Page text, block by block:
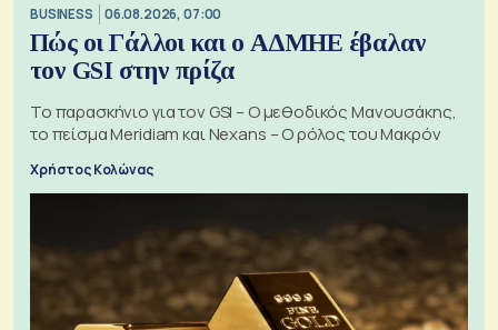
BUSINESS 06.08.2026, 07:00
Πώς οι Γάλλοι και ο ΑΔΜΗΕ έβαλαν
τον GSI στην πρίζα
Το παρασκήνιο για τον GSI – Ο μεθοδικός Μανουσάκης,
το πείσμα Meridiam και Nexans – Ο ρόλος του Μακρόν
Χρήστος Κολώνας